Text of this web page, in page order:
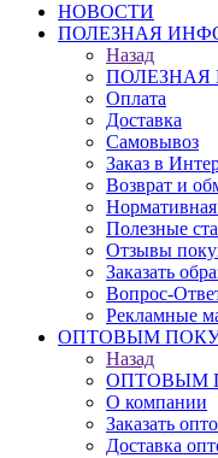
НОВОСТИ
ПОЛЕЗНАЯ
Назад
Оплата
Доставка
Самовывоз
Заказ в
Возврат и
Полезные
Отзывы
Заказать
Вопрос-
Рекламные
ОПТОВЫМ
Назад
ОПТОВЫМ
О компании
Заказать
Доставка